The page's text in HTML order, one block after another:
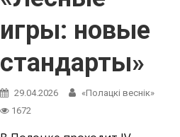
игры: новые
стандарты»
29.04.2026
«Полацкі веснік»
1672